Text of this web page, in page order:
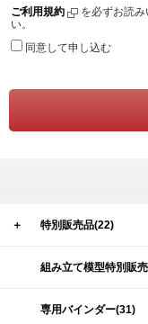
ご利用規約
を必ずお読
い。
同意して申し込む
＋ 特別販売品(22)
組み立て模型特別販
専用バインダー(31)